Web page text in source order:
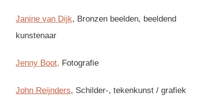
Janine van Dijk, Bronzen beelden, beeldend
kunstenaar
Jenny Boot, Fotografie
John Reijnders, Schilder-, tekenkunst / grafiek